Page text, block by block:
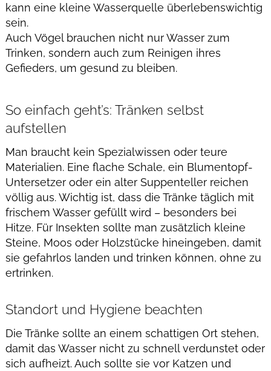
kann eine kleine Wasserquelle überlebenswichtig
sein.
Auch Vögel brauchen nicht nur Wasser zum
Trinken, sondern auch zum Reinigen ihres
Gefieders, um gesund zu bleiben.
So einfach geht’s: Tränken selbst
aufstellen
Man braucht kein Spezialwissen oder teure
Materialien. Eine flache Schale, ein Blumentopf-
Untersetzer oder ein alter Suppenteller reichen
völlig aus. Wichtig ist, dass die Tränke täglich mit
frischem Wasser gefüllt wird – besonders bei
Hitze. Für Insekten sollte man zusätzlich kleine
Steine, Moos oder Holzstücke hineingeben, damit
sie gefahrlos landen und trinken können, ohne zu
ertrinken.
Standort und Hygiene beachten
Die Tränke sollte an einem schattigen Ort stehen,
damit das Wasser nicht zu schnell verdunstet oder
sich aufheizt. Auch sollte sie vor Katzen und